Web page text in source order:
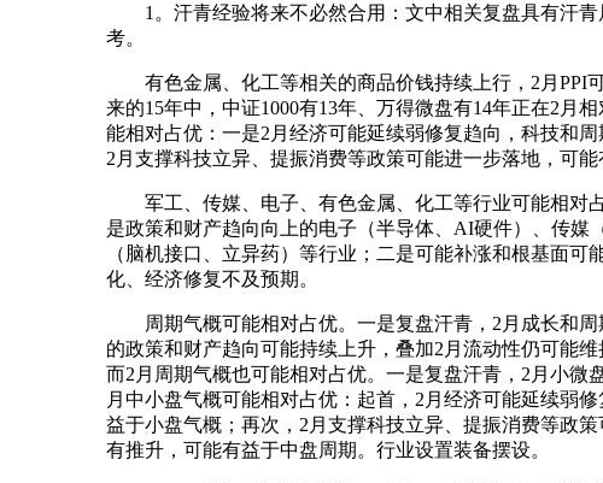
1。汗青经验将来不必然合用：文中相关复盘具有汗青
考。
有色金属、化工等相关的商品价钱持续上行，2月PPI可
来的15年中，中证1000有13年、万得微盘有14年正在2月
能相对占优：一是2月经济可能延续弱修复趋向，科技和
2月支撑科技立异、提振消费等政策可能进一步落地，可
军工、传媒、电子、有色金属、化工等行业可能相对占
是政策和财产趋向向上的电子（半导体、AI硬件）、传
（脑机接口、立异药）等行业；二是可能补涨和根基面
化、经济修复不及预期。
周期气概可能相对占优。一是复盘汗青，2月成长和周
的政策和财产趋向可能持续上升，叠加2月流动性仍可能
而2月周期气概也可能相对占优。一是复盘汗青，2月小微
月中小盘气概可能相对占优：起首，2月经济可能延续弱
益于小盘气概；再次，2月支撑科技立异、提振消费等政
有推升，可能有益于中盘周期。行业设置装备摆设。